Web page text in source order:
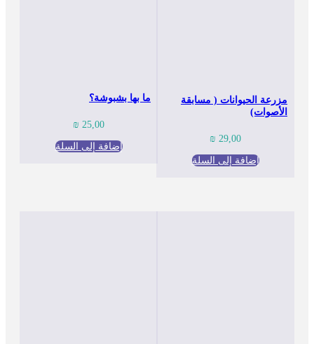
مزرعة الحيوانات ( مسابقة
الأصوات)
29,00
₪
إضافة إلى السلة
ما بها بشبوشة؟
25,00
₪
إضافة إلى السلة